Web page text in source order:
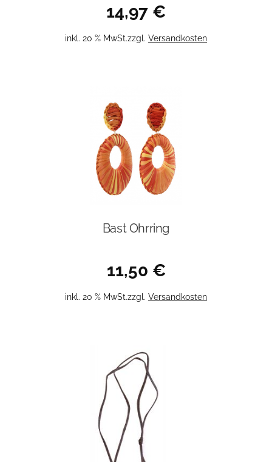
14,97 €
inkl. 20 % MwSt.zzgl. Versandkosten
Bast Ohrring
11,50 €
inkl. 20 % MwSt.zzgl. Versandkosten